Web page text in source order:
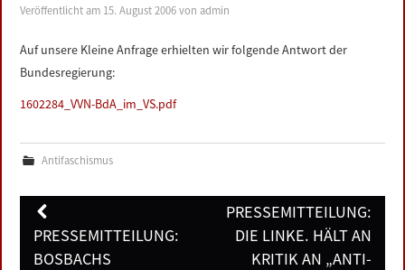
Veröffentlicht am 15. August 2006 vonadmin
Auf unsere Kleine Anfrage erhielten wir folgende Antwort der
Bundesregierung:
1602284_VVN-BdA_im_VS.pdf
Antifaschismus
Post
navigation
PRESSEMITTEILUNG:
BOSBACHS
PRESSEMITTEILUNG:
DIE LINKE. HÄLT AN
KRITIK AN „ANTI-